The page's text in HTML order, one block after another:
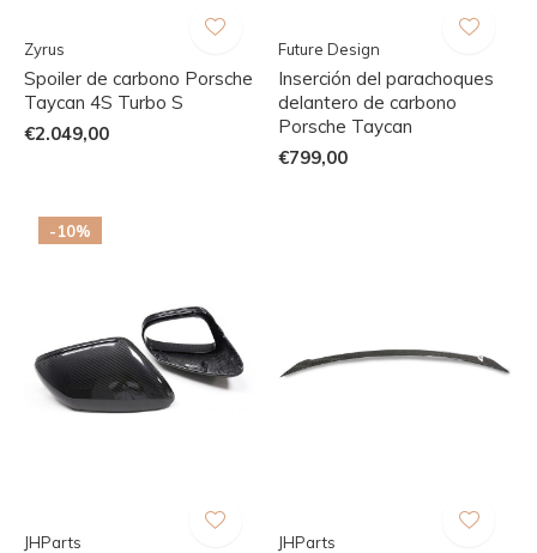
Zyrus
Spoiler de carbono Porsche
Taycan 4S Turbo S
€2.049,00
Future Design
Inserción del parachoques
delantero de carbono
Porsche Taycan
€799,00
-10%
JHParts JHParts